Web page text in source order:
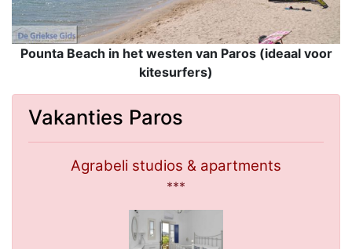
Pounta Beach in het westen van Paros (ideaal voor
kitesurfers)
Vakanties Paros
Agrabeli studios & apartments
***